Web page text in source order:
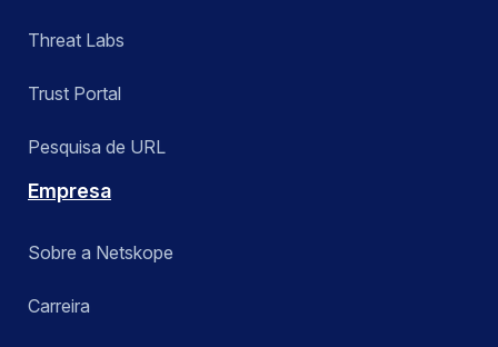
Threat Labs
Trust Portal
Pesquisa de URL
Empresa
Sobre a Netskope
Carreira